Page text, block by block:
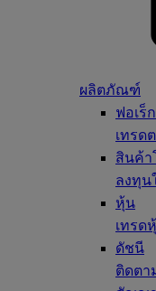
ผลิตภัณฑ์
ฟอเร็
เทรด
สินค้
ลงทุน
หุ้น
เทรด
ดัชนี
ติดตา